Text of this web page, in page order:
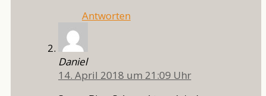
Antworten
Daniel
14. April 2018 um 21:09 Uhr